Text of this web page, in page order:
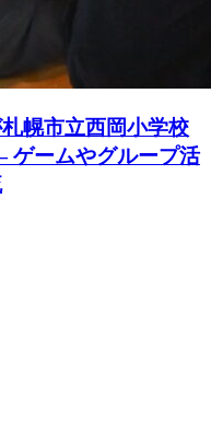
幌市立西岡小学校
ゲームやグループ活